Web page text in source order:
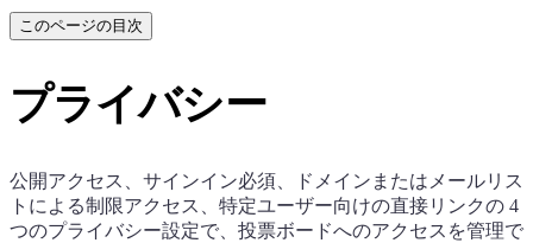
このページの目次
プライバシー
公開アクセス、サインイン必須、ドメインまたはメールリス
トによる制限アクセス、特定ユーザー向けの直接リンクの 4
つのプライバシー設定で、投票ボードへのアクセスを管理で